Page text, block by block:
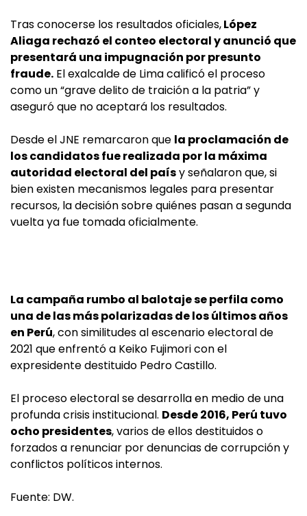
Tras conocerse los resultados oficiales,López
Aliaga rechazó el conteo electoral y anunció que
presentará una impugnación por presunto
fraude. El exalcalde de Lima calificó el proceso
como un “grave delito de traición a la patria” y
aseguró que no aceptará los resultados.
Desde el JNE remarcaron que la proclamación de
los candidatos fue realizada por la máxima
autoridad electoral del paísy señalaron que, si
bien existen mecanismos legales para presentar
recursos, la decisión sobre quiénes pasan a segunda
vuelta ya fue tomada oficialmente.
La campaña rumbo al balotaje se perfila como
una de las más polarizadas de los últimos años
en Perú, con similitudes al escenario electoral de
2021 que enfrentó a Keiko Fujimori con el
expresidente destituido Pedro Castillo.
El proceso electoral se desarrolla en medio de una
profunda crisis institucional. Desde 2016, Perú tuvo
ocho presidentes, varios de ellos destituidos o
forzados a renunciar por denuncias de corrupción y
conflictos políticos internos.
Fuente: DW.